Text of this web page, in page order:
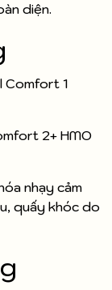
diện.
Comfort 1
2+ HMO
nhạy cảm
quấy khóc do